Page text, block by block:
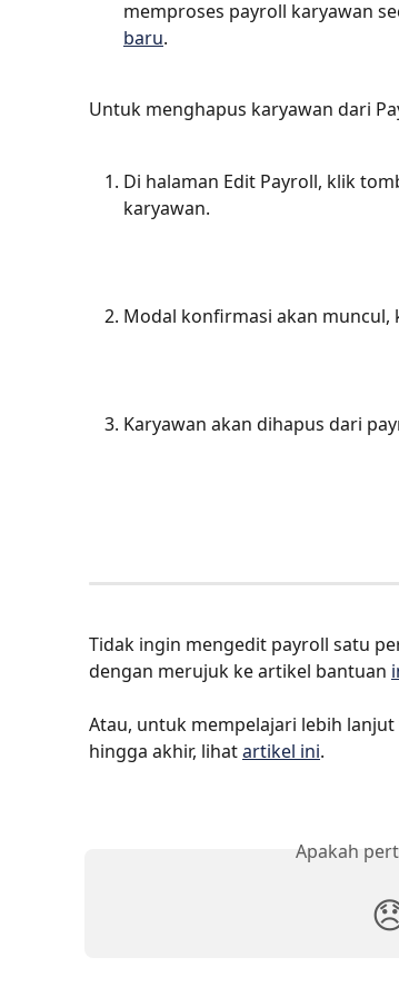
memproses payroll karyawan
baru.
Untuk menghapus karyawan dari
Di halaman Edit Payroll, klik
karyawan.
Modal konfirmasi akan muncul,
Karyawan akan dihapus dari
Tidak ingin mengedit payroll satu
dengan merujuk ke artikel bantuan
Atau, untuk mempelajari lebih
hingga akhir, lihat artikel ini.
Apakah